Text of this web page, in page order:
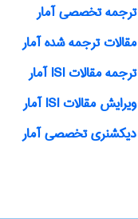
ترجمه تخصصی آمار
مقالات ترجمه شده آمار
ترجمه مقالات ISI آمار
ويرايش مقالات ISI آمار
دیکشنری تخصصی آمار